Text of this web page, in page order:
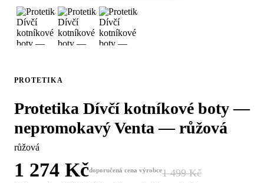
PROTETIKA
Protetika Dívčí kotníkové boty —
nepromokavý Venta — růžová
růžová
1 274 Kčdoporučená cena výrobce1 499 Kč